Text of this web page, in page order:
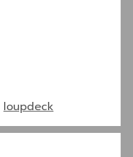
Tags
loupdeck